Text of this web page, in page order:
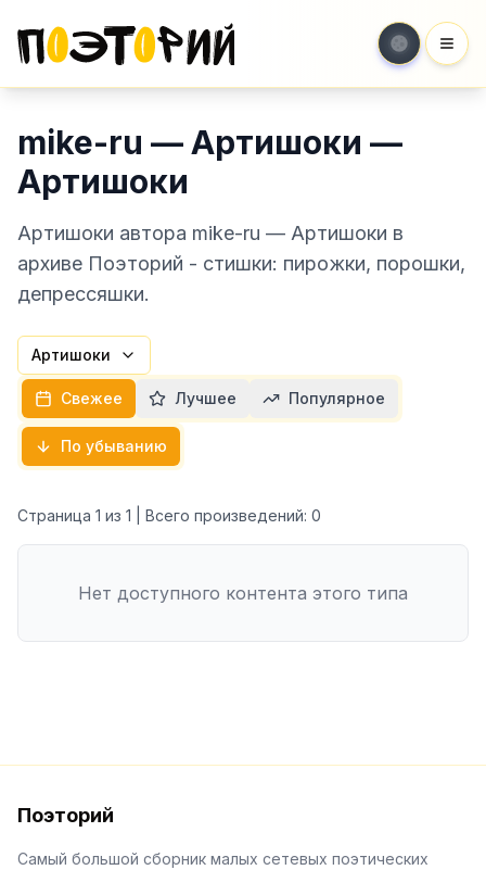
mike-ru — Артишоки —
Артишоки
Артишоки автора mike-ru — Артишоки в
архиве Поэторий - стишки: пирожки, порошки,
депрессяшки.
Артишоки
Свежее Лучшее Популярное
По убыванию
Страница 1 из 1 | Всего произведений: 0
Нет доступного контента этого типа
Поэторий
Самый большой сборник малых сетевых поэтических